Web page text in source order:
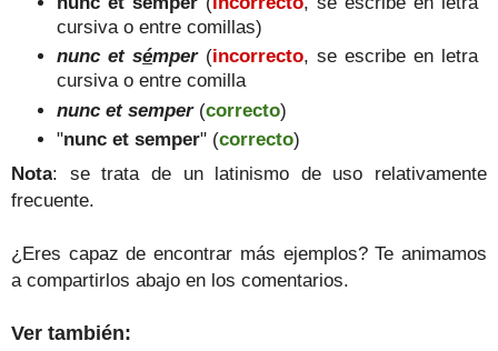
cursiva o entre comillas)
nunc et sémper(incorrecto, se escribe en letra
cursiva o entre comilla
nunc et semper(correcto)
"nunc et semper" (correcto)
Nota: se trata de un latinismo de uso relativamente
frecuente.
¿Eres capaz de encontrar más ejemplos? Te animamos
a compartirlos abajo en los comentarios.
Ver también: